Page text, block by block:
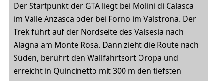
Der Startpunkt der GTA liegt bei Molini di Calasca
im Valle Anzasca oder bei Forno im Valstrona. Der
Trek führt auf der Nordseite des Valsesia nach
Alagna am Monte Rosa. Dann zieht die Route nach
Süden, berührt den Wallfahrtsort Oropa und
erreicht in Quincinetto mit 300 m den tiefsten